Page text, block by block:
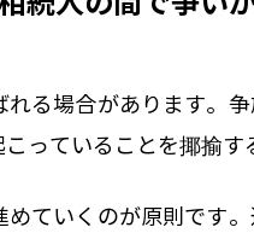
る場合があります。
っていることを揶揄す
ていくのが原則です